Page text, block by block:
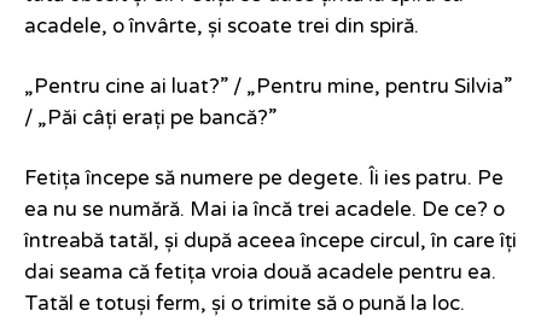
acadele, o învârte, și scoate trei din spiră.
„Pentru cine ai luat?” / „Pentru mine, pentru Silvia”
/ „Păi câți erați pe bancă?”
Fetița începe să numere pe degete. Îi ies patru. Pe
ea nu se numără. Mai ia încă trei acadele. De ce? o
întreabă tatăl, și după aceea începe circul, în care îți
dai seama că fetița vroia două acadele pentru ea.
Tatăl e totuși ferm, și o trimite să o pună la loc.